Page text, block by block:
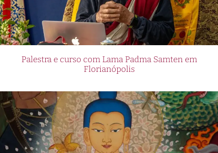
Palestra e curso com Lama Padma Samten em
Florianópolis